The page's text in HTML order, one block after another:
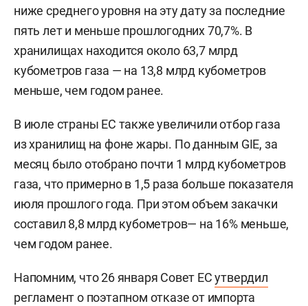
ниже среднего уровня на эту дату за последние
пять лет и меньше прошлогодних 70,7%. В
хранилищах находится около 63,7 млрд
кубометров газа — на 13,8 млрд кубометров
меньше, чем годом ранее.
В июле страны ЕС также увеличили отбор газа
из хранилищ на фоне жары. По данным GIE, за
месяц было отобрано почти 1 млрд кубометров
газа, что примерно в 1,5 раза больше показателя
июля прошлого года. При этом объем закачки
составил 8,8 млрд кубометров— на 16% меньше,
чем годом ранее.
Напомним, что 26 января Совет ЕСутвердил
регламент о поэтапном отказе от импорта